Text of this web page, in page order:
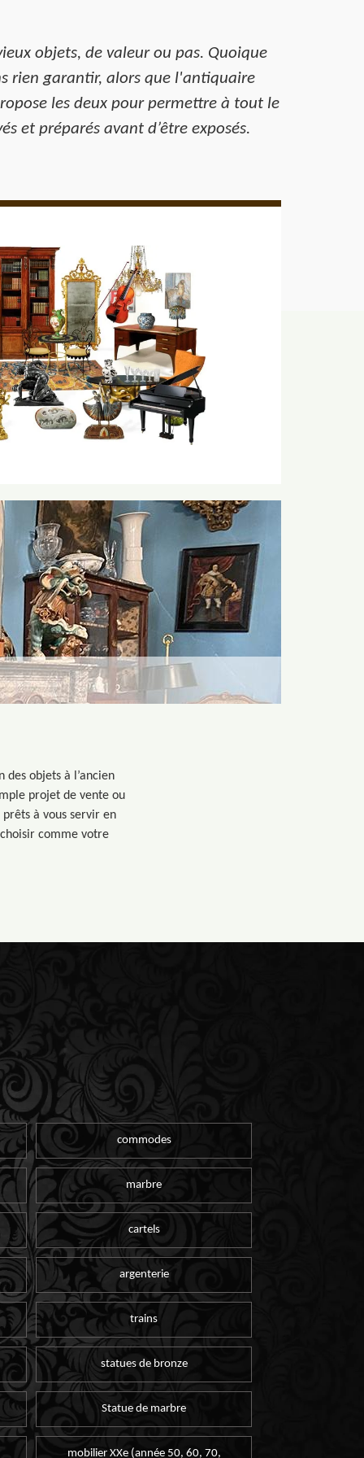
objets, de valeur ou pas. Quoique
rien garantir, alors que l'antiquaire
les deux pour permettre à tout le
et préparés avant d’être exposés.
objets à l’ancien
projet de vente ou
à vous servir en
comme votre
commodes
marbre
cartels
argenterie
trains
statues de bronze
Statue de marbre
mobilier XXe (année 50, 60, 70,